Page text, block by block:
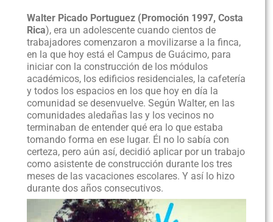
Walter Picado Portuguez (Promoción 1997, Costa
Rica), era un adolescente cuando cientos de
trabajadores comenzaron a movilizarse a la finca,
en la que hoy está el Campus de Guácimo, para
iniciar con la construcción de los módulos
académicos, los edificios residenciales, la cafetería
y todos los espacios en los que hoy en día la
comunidad se desenvuelve. Según Walter, en las
comunidades aledañas las y los vecinos no
terminaban de entender qué era lo que estaba
tomando forma en ese lugar. Él no lo sabía con
certeza, pero aún así, decidió aplicar por un trabajo
como asistente de construcción durante los tres
meses de las vacaciones escolares. Y así lo hizo
durante dos años consecutivos.